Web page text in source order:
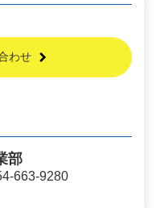
わせ
部
663-9280